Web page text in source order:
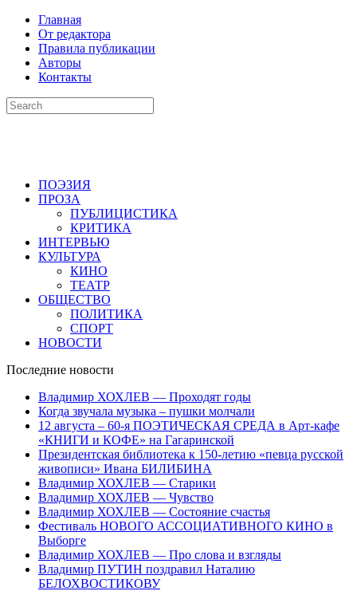
Главная
От редактора
Правила публикации
Авторы
Контакты
ПОЭЗИЯ
ПРОЗА
ПУБЛИЦИСТИКА
КРИТИКА
ИНТЕРВЬЮ
КУЛЬТУРА
КИНО
ТЕАТР
ОБЩЕСТВО
ПОЛИТИКА
СПОРТ
НОВОСТИ
Последние новости
Владимир ХОХЛЕВ — Проходят годы
Когда звучала музыка – пушки молчали
12 августа – 60-я ПОЭТИЧЕСКАЯ СРЕДА в Арт-кафе
«КНИГИ и КОФЕ» на Гагаринской
Президентская библиотека к 150-летию «певца русской
живописи» Ивана БИЛИБИНА
Владимир ХОХЛЕВ — Старики
Владимир ХОХЛЕВ — Чувство
Владимир ХОХЛЕВ — Состояние счастья
Фестиваль НОВОГО АССОЦИАТИВНОГО КИНО в
Выборге
Владимир ХОХЛЕВ — Про слова и взгляды
Владимир ПУТИН поздравил Наталию
БЕЛОХВОСТИКОВУ